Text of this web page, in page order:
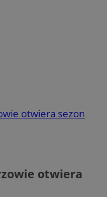
otwiera sezon
otwiera